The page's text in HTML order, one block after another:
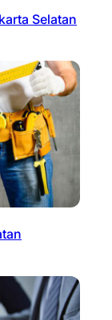
Selatan